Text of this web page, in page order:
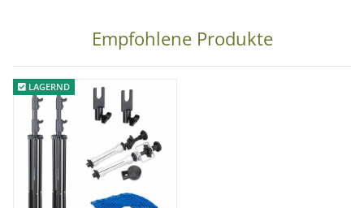
Lieferumfang:
1x Hintergrundkarton 1,6x2,5m, Farbe: DOODLE POLKA DOTS
Empfohlene Produkte
LAGERND